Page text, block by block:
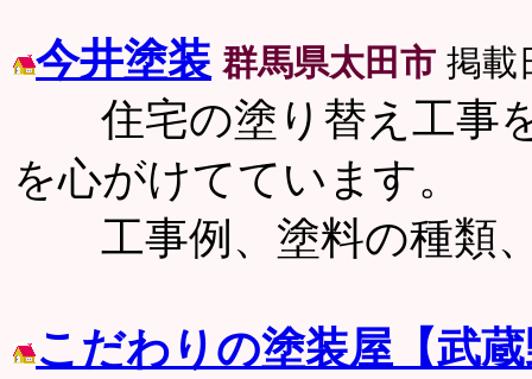
今井塗装 群馬県太田市 掲載
住宅の塗り替え工事を
を心がけてています。
工事例、塗料の種類、
こだわりの塗装屋【武